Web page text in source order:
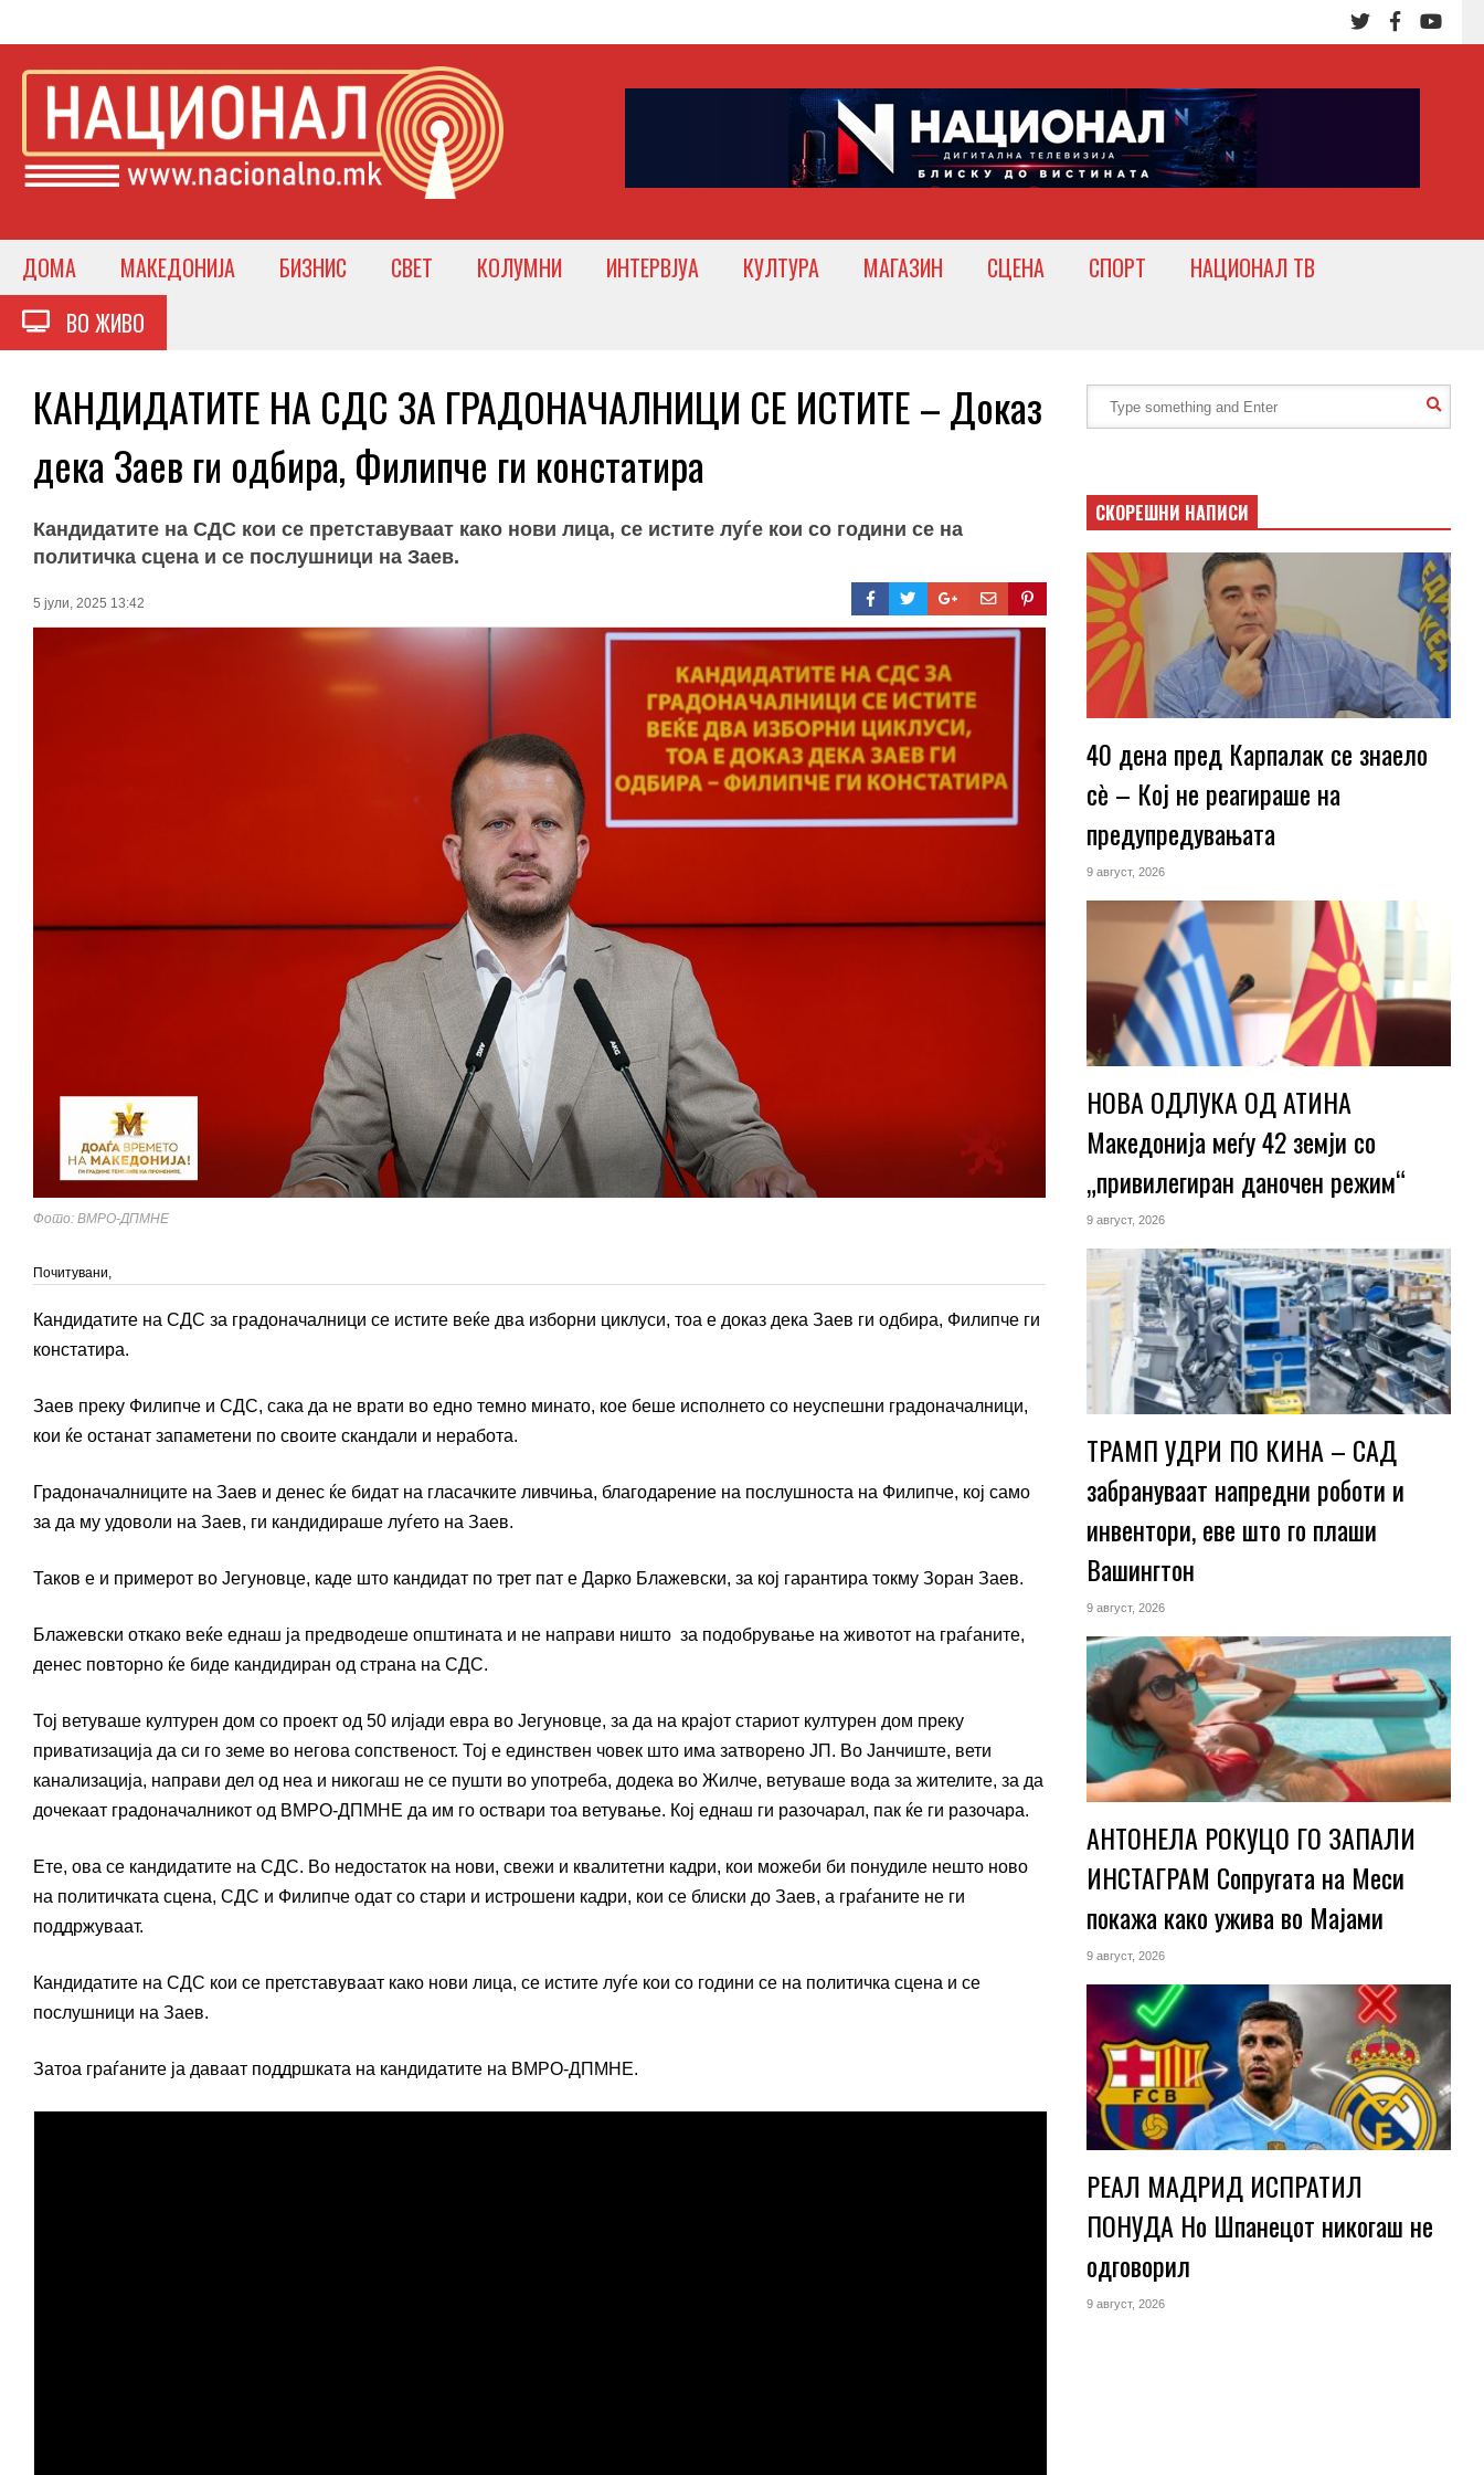
ДОМА МАКЕДОНИЈА БИЗНИС СВЕТ КОЛУМНИ ИНТЕРВЈУА КУЛТУРА МАГАЗИН СЦЕНА СПОРТ
НАЦИОНАЛ ТВ
ВО ЖИВО
КАНДИДАТИТЕ НА СДС ЗА ГРАДОНАЧАЛНИЦИ СЕ ИСТИТЕ – Доказ
дека Заев ги одбира, Филипче ги констатира
Кандидатите на СДС кои се претставуваат како нови лица, се истите луѓе кои со години се на
политичка сцена и се послушници на Заев.
5 јули, 2025 13:42
Фото: ВМРО-ДПМНЕ
Почитувани,
Кандидатите на СДС за градоначалници се истите веќе два изборни циклуси, тоа е доказ дека Заев ги одбира, Филипче ги
констатира.
Заев преку Филипче и СДС, сака да не врати во едно темно минато, кое беше исполнето со неуспешни градоначалници,
кои ќе останат запаметени по своите скандали и неработа.
Градоначалниците на Заев и денес ќе бидат на гласачките ливчиња, благодарение на послушноста на Филипче, кој само
за да му удоволи на Заев, ги кандидираше луѓето на Заев.
Таков е и примерот во Јегуновце, каде што кандидат по трет пат е Дарко Блажевски, за кој гарантира токму Зоран Заев.
Блажевски откако веќе еднаш ја предводеше општината и не направи ништо за подобрување на животот на граѓаните,
денес повторно ќе биде кандидиран од страна на СДС.
Тој ветуваше културен дом со проект од 50 илјади евра во Јегуновце, за да на крајот стариот културен дом преку
приватизација да си го земе во негова сопственост. Тој е единствен човек што има затворено ЈП. Во Јанчиште, вети
канализација, направи дел од неа и никогаш не се пушти во употреба, додека во Жилче, ветуваше вода за жителите, за да
дочекаат градоначалникот од ВМРО-ДПМНЕ да им го оствари тоа ветување. Кој еднаш ги разочарал, пак ќе ги разочара.
Ете, ова се кандидатите на СДС. Во недостаток на нови, свежи и квалитетни кадри, кои можеби би понудиле нешто ново
на политичката сцена, СДС и Филипче одат со стари и истрошени кадри, кои се блиски до Заев, а граѓаните не ги
поддржуваат.
Кандидатите на СДС кои се претставуваат како нови лица, се истите луѓе кои со години се на политичка сцена и се
послушници на Заев.
Затоа граѓаните ја даваат поддршката на кандидатите на ВМРО-ДПМНЕ.
СКОРЕШНИ НАПИСИ
40 дена пред Карпалак се знаело
сѐ – Кој не реагираше на
предупредувањата
9 август, 2026
НОВА ОДЛУКА ОД АТИНА
Македонија меѓу 42 земји со
„привилегиран даночен режим“
9 август, 2026
ТРАМП УДРИ ПО КИНА – САД
забрануваат напредни роботи и
инвентори, еве што го плаши
Вашингтон
9 август, 2026
АНТОНЕЛА РОКУЦО ГО ЗАПАЛИ
ИНСТАГРАМ Сопругата на Меси
покажа како ужива во Мајами
9 август, 2026
РЕАЛ МАДРИД ИСПРАТИЛ
ПОНУДА Но Шпанецот никогаш не
одговорил
9 август, 2026